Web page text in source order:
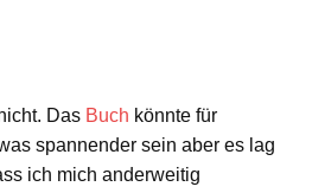
Das Buch könnte für
spannender sein aber es lag
ich mich anderweitig